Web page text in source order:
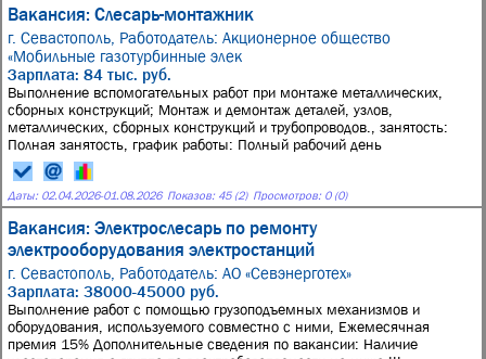
Вакансия: Слесарь-монтажник
г. Севастополь, Работодатель: Акционерное общество
«Мобильные газотурбинные элек
Зарплата: 84 тыс. руб.
Выполнение вспомогательных работ при монтаже металлических,
сборных конструкций; Монтаж и демонтаж деталей, узлов,
металлических, сборных конструкций и трубопроводов., занятость:
Полная занятость, график работы: Полный рабочий день
Даты: 02.04.2026-01.08.2026 Показов: 45 (2) Просмотров: 0 (0)
Вакансия: Электрослесарь по ремонту
электрооборудования электростанций
г. Севастополь, Работодатель: АО «Севэнерготех»
Зарплата: 38000-45000 руб.
Выполнение работ с помощью грузоподъемных механизмов и
оборудования, используемого совместно с ними, Ежемесячная
премия 15% Дополнительные сведения по вакансии: Наличие